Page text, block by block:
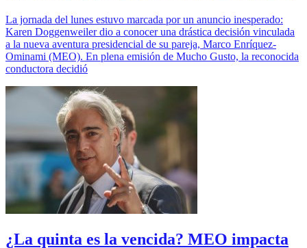
La jornada del lunes estuvo marcada por un anuncio inesperado:
Karen Doggenweiler dio a conocer una drástica decisión vinculada
a la nueva aventura presidencial de su pareja, Marco Enríquez-
Ominami (MEO). En plena emisión de Mucho Gusto, la reconocida
conductora decidió
¿La quinta es la vencida? MEO impacta